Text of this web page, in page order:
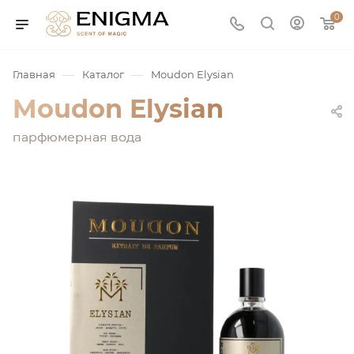
0
Главная — Каталог — Moudon Elysian
Moudon Elysian
парфюмерная вода